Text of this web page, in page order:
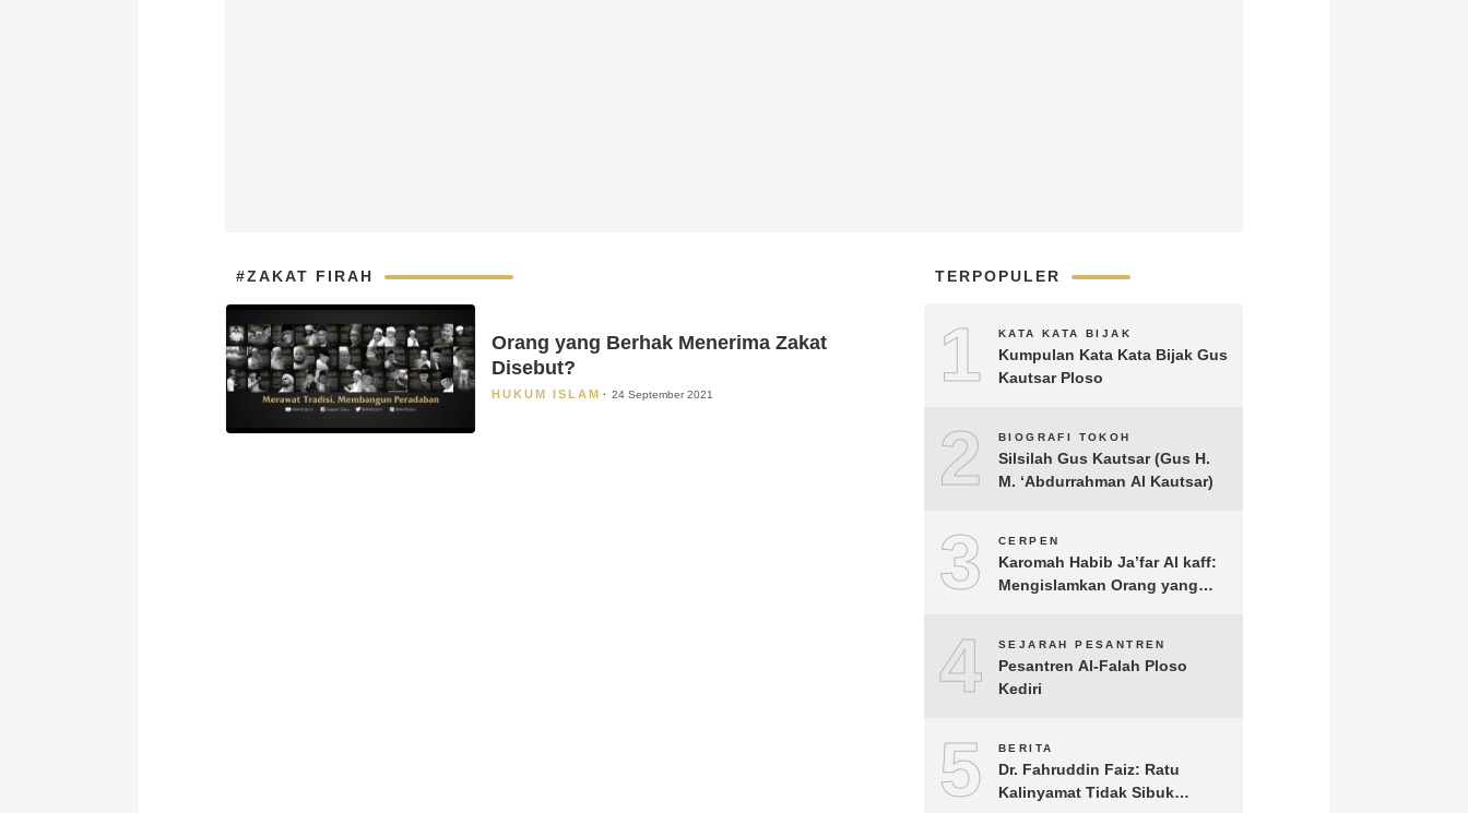
#ZAKAT FIRAH
Orang yang Berhak Menerima Zakat
Disebut?
HUKUM ISLAM 24 September 2021
TERPOPULER
1 KATA KATA BIJAK
Kumpulan Kata Kata Bijak Gus
Kautsar Ploso
2 BIOGRAFI TOKOH
Silsilah Gus Kautsar (Gus H.
M. ‘Abdurrahman Al Kautsar)
3 CERPEN
Karomah Habib Ja’far Al kaff:
Mengislamkan Orang yang
4 SEJARAH PESANTREN
Pesantren Al-Falah Ploso
Kediri
5 BERITA
Dr. Fahruddin Faiz: Ratu
Kalinyamat Tidak Sibuk